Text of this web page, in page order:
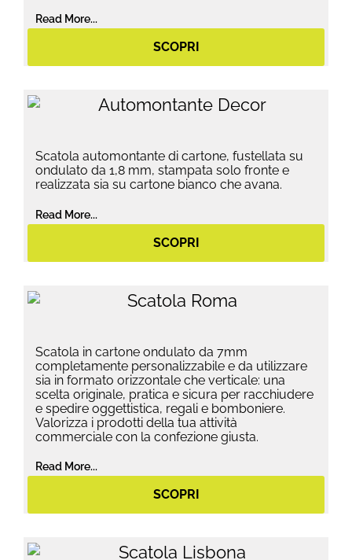
Read More...
SCOPRI
Scatola automontante di cartone, fustellata su
ondulato da 1,8 mm, stampata solo fronte e
realizzata sia su cartone bianco che avana.
Read More...
SCOPRI
Scatola in cartone ondulato da 7mm
completamente personalizzabile e da utilizzare
sia in formato orizzontale che verticale: una
scelta originale, pratica e sicura per racchiudere
e spedire oggettistica, regali e bomboniere.
Valorizza i prodotti della tua attività
commerciale con la confezione giusta.
Read More...
SCOPRI